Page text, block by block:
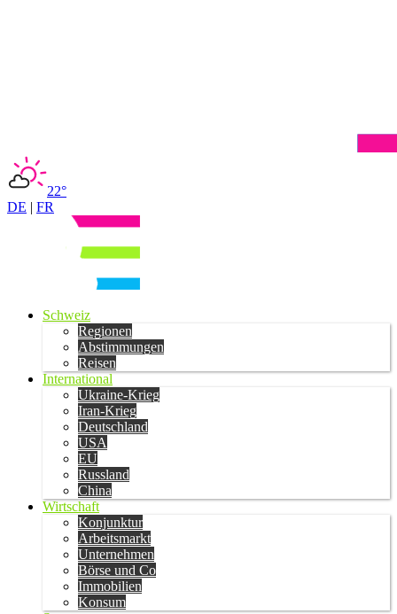
22°
DE | FR
Schweiz
Regionen
Abstimmungen
Reisen
International
Ukraine-Krieg
Iran-Krieg
Deutschland
USA
EU
Russland
China
Wirtschaft
Konjunktur
Arbeitsmarkt
Unternehmen
Börse und Co
Immobilien
Konsum